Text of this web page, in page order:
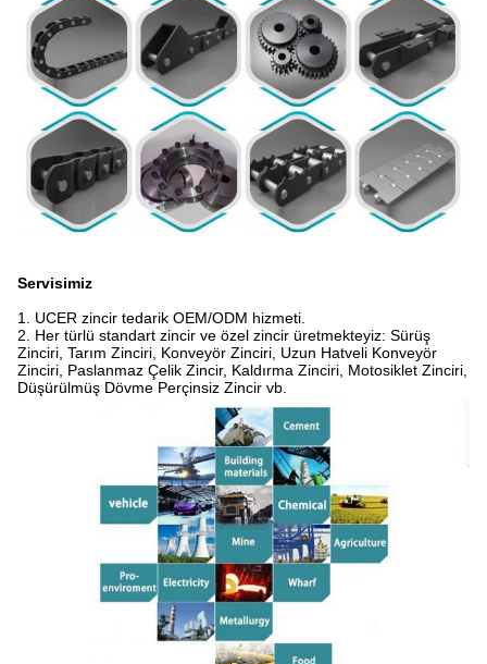
Servisimiz
1. UCER zincir tedarik OEM/ODM hizmeti.
2. Her türlü standart zincir ve özel zincir üretmekteyiz: Sürüş
Zinciri, Tarım Zinciri, Konveyör Zinciri, Uzun Hatveli Konveyör
Zinciri, Paslanmaz Çelik Zincir, Kaldırma Zinciri, Motosiklet Zinciri,
Düşürülmüş Dövme Perçinsiz Zincir vb.